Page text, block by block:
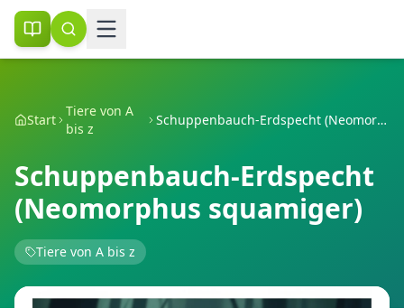
Start
Tiere von A
bis z
Schuppenbauch-Erdspecht (Neomorphus squamiger)
Schuppenbauch-Erdspecht
(Neomorphus squamiger)
Tiere von A bis z